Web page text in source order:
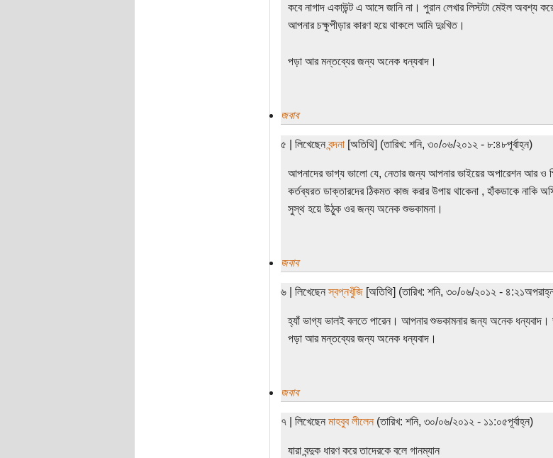
কবে নাগাদ একাউন্ট এ আসে জানি না। পুরান লেখার লিস্টটা মেইল
আপনার চক্ষুপীড়ার কারণ হয়ে থাকলে আমি দুঃখিত।
পড়া আর মন্তব্যের জন্য অনেক ধন্যবাদ।
জবাব
৫ | লিখেছেন বন্দনা[অতিথি] (তারিখ: শনি, ৩০/০৬/২০১২ - ৮:৪৮পূর্বাহ্ন)
আপনাদের ভাগ্য ভালো যে, নেতার জন্য আপনার ভাইয়ের অপারেশন আর ও
কর্তব্যরত ডাক্তারদের ঠিকমত কাজ করার উপায় থাকেনা , হাঁকডাকে নাকি
সুস্থ হয়ে উঠুক ওর জন্য অনেক শুভকামনা।
জবাব
৬ | লিখেছেনস্বপ্নখুঁজি[অতিথি] (তারিখ: শনি, ৩০/০৬/২০১২ -
হ্যাঁ ভাগ্য ভালই বলতে পারেন। আপনার শুভকামনার জন্য অনেক ধন্যবাদ।
পড়া আর মন্তব্যের জন্য অনেক ধন্যবাদ।
জবাব
৭ | লিখেছেন মাহবুব লীলেন(তারিখ: শনি, ৩০/০৬/২০১২ - ১১:০৫পূর্বাহ্ন)
যারা বন্দুক ধারণ করে তাদেরকে বলে গানম্যান